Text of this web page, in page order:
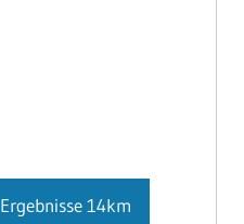
Ergebnisse 14km